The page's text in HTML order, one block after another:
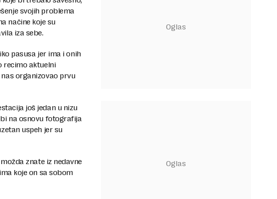
svojih problema
načine koje su
iza sebe.
pasusa jer ima i onih
recimo aktuelni
organizovao prvu
još jedan u nizu
na osnovu fotografija
uspeh jer su
znate iz nedavne
koje on sa sobom